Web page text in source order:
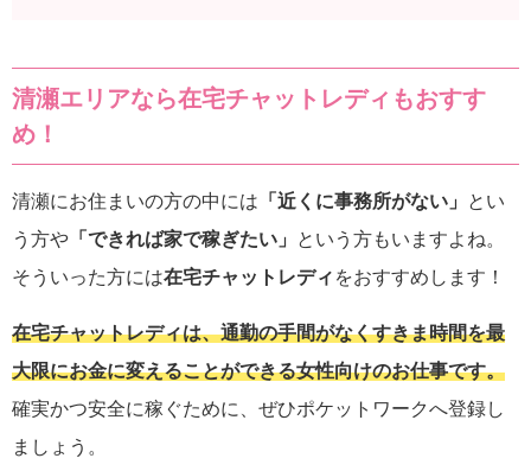
清瀬エリアなら在宅チャットレディもおすす
め！
清瀬にお住まいの方の中には 「近くに事務所がない」
とい
う方や 「できれば家で稼ぎたい」
という方もいますよね。
そういった方には在宅チャットレディ をおすすめします！
在宅チャットレディは、通勤の手間がなくすきま時間を最
大限にお金に変えることができる女性向けのお仕事です。
確実かつ安全に稼ぐために、ぜひポケットワークへ登録し
ましょう。